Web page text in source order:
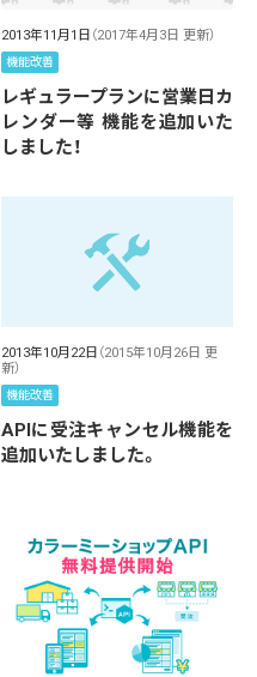
2013年11月1日 （2017年4月3日 更新）
機能改善
レギュラープランに営業日カ
レンダー等 機能を追加いた
しました！
2013年10月22日 （2015年10月26日 更
新）
機能改善
APIに受注キャンセル機能を
追加いたしました。